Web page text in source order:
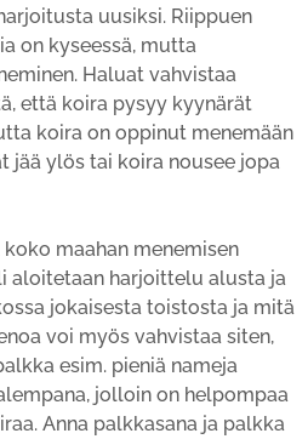
uusiksi. Riippuen
on kyseessä, mutta
Haluat vahvistaa
että koira pysyy kyynärät
koira on oppinut menemään
jää ylös tai koira nousee jopa
maahan menemisen
aloitetaan harjoittelu alusta ja
jokaisesta toistosta ja mitä
voi myös vahvistaa siten,
esim. pieniä nameja
jolloin on helpompaa
Anna palkkasana ja palkka